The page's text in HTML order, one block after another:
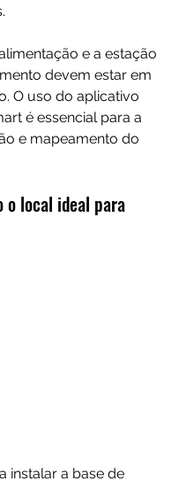
e a estação
devem estar em
O uso do aplicativo
é essencial para a
e mapeamento do
o local ideal para
instalar a base de